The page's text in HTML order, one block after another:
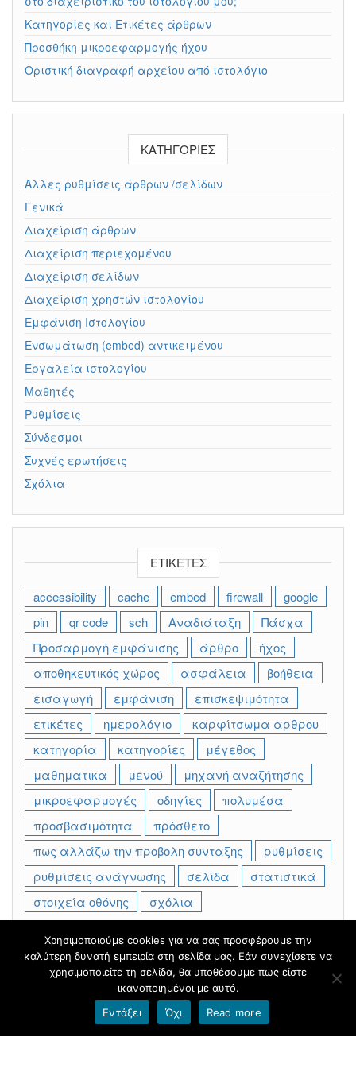
Κατηγορίες και Ετικέτες άρθρων
Προσθήκη μικροεφαρμογής ήχου
Οριστική διαγραφή αρχείου από ιστολόγιο
KΑΤΗΓΟΡΊΕΣ
Άλλες ρυθμίσεις άρθρων /σελίδων
Γενικά
Διαχείριση άρθρων
Διαχείριση περιεχομένου
Διαχείριση σελίδων
Διαχείριση χρηστών ιστολογίου
Εμφάνιση Ιστολογίου
Ενσωμάτωση (embed) αντικειμένου
Εργαλεία ιστολογίου
Μαθητές
Ρυθμίσεις
Σύνδεσμοι
Συχνές ερωτήσεις
Σχόλια
ΕΤΙΚΈΤΕΣ
accessibility cache embed firewall
google
pin
qr code sch Αναδιάταξη
Πάσχα
Προσαρμογή εμφάνισης
άρθρο
ήχος
αποθηκευτικός χώρος
ασφάλεια
βοήθεια
εισαγωγή
εμφάνιση
επισκεψιμότητα
ετικέτες
ημερολόγιο
καρφίτσωμα αρθρου
κατηγορία
κατηγορίες
μέγεθος
μαθηματικα
μενού
μηχανή αναζήτησης
μικροεφαρμογές
οδηγίες
πολυμέσα
προσβασιμότητα
πρόσθετο
πως αλλάζω την προβολη συνταξης
ρυθμίσεις
ρυθμίσεις ανάγνωσης
σελίδα
στατιστικά
στοιχεία οθόνης
σχόλια
Φιλοξενείται στοblogs.sch.gr |Θέμα βασισμένο στο
Head Blog
Όροι χρήσης blogs.sch.gr|Δήλωση προσβασιμότητας
Χρησιμοποιούμε cookies για να σας προσφέρουμε την
καλύτερη δυνατή εμπειρία στη σελίδα μας. Εάν συνεχίσετε να
χρησιμοποιείτε τη σελίδα, θα υποθέσουμε πως είστε
ικανοποιημένοι με αυτό.
Εντάξει
Όχι Read more